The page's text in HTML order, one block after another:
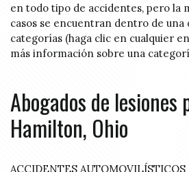
en todo tipo de accidentes, pero la
casos se encuentran dentro de una
categorías (haga clic en cualquier
más información sobre una
Abogados de lesiones
Hamilton, Ohio
ACCIDENTES AUTOMOVILÍSTICOS